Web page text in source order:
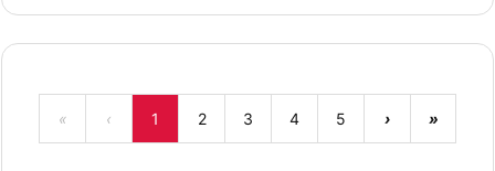
« ‹ 1 2 3 4 5 › »